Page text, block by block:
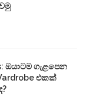
ඔයාටම ගැළපෙන
එකක්